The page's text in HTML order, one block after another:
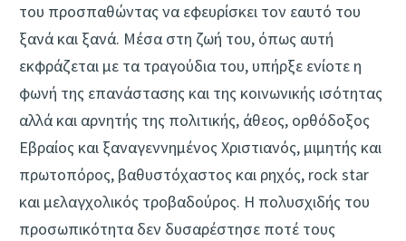
του προσπαθώντας να εφευρίσκει τον εαυτό του
ξανά και ξανά. Μέσα στη ζωή του, όπως αυτή
εκφράζεται με τα τραγούδια του, υπήρξε ενίοτε η
φωνή της επανάστασης και της κοινωνικής ισότητας
αλλά και αρνητής της πολιτικής, άθεος, ορθόδοξος
Εβραίος και ξαναγεννημένος Χριστιανός, μιμητής και
πρωτοπόρος, βαθυστόχαστος και ρηχός, rock star
και μελαγχολικός τροβαδούρος. Η πολυσχιδής του
προσωπικότητα δεν δυσαρέστησε ποτέ τους